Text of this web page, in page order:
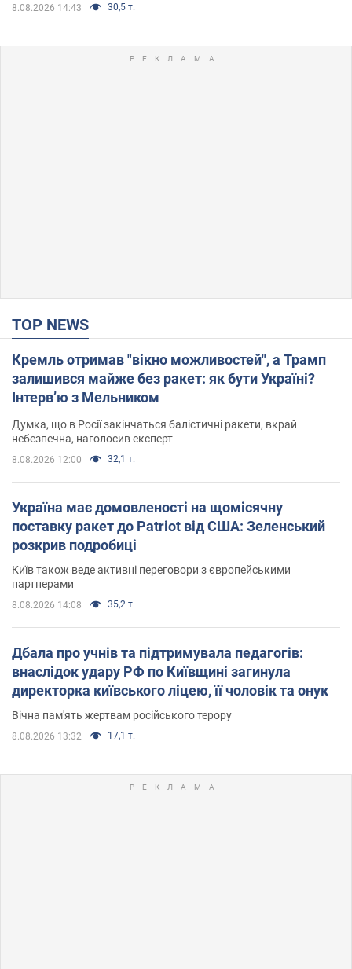
8.08.2026 14:43 30,5 т.
TOP NEWS
Кремль отримав "вікно можливостей", а Трамп
залишився майже без ракет: як бути Україні?
Інтерв’ю з Мельником
Думка, що в Росії закінчаться балістичні ракети, вкрай
небезпечна, наголосив експерт
8.08.2026 12:00 32,1 т.
Україна має домовленості на щомісячну
поставку ракет до Patriot від США: Зеленський
розкрив подробиці
Київ також веде активні переговори з європейськими
партнерами
8.08.2026 14:08 35,2 т.
Дбала про учнів та підтримувала педагогів:
внаслідок удару РФ по Київщині загинула
директорка київського ліцею, її чоловік та онук
Вічна пам'ять жертвам російського терору
8.08.2026 13:32 17,1 т.